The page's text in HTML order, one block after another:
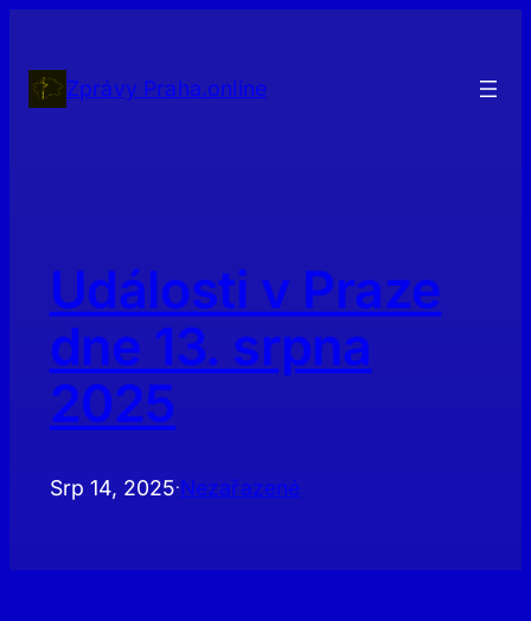
obsahZprávy Praha.online
Události v Praze
dne 13. srpna
2025
Srp 14, 2025·Nezařazené